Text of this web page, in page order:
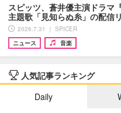
スピッツ、蒼井優主演ドラマ
主題歌「見知らぬ糸」の配信
2026.7.31 ｜ SPICER
ニュース
音楽
人気記事ランキング
Daily